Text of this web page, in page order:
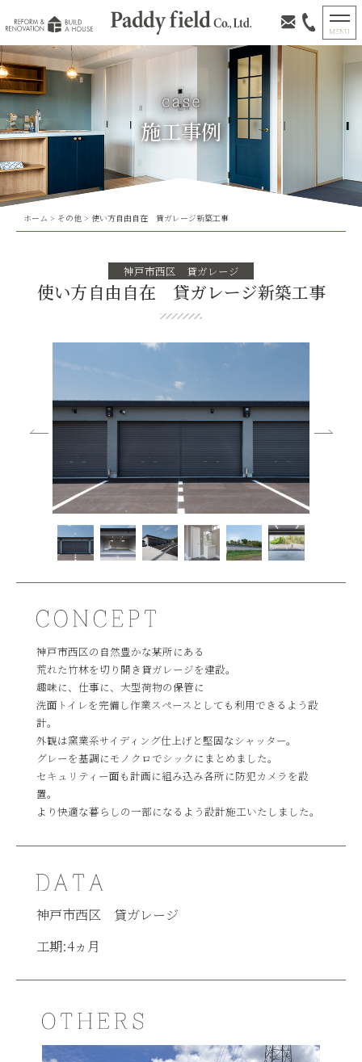
施工事例
ホーム > その他> 使い方自由自在 貸ガレージ新築工事
神戸市西区 貸ガレージ
使い方自由自在 貸ガレージ新築工事
神戸市西区の自然豊かな某所にある
荒れた竹林を切り開き貸ガレージを建設。
趣味に、仕事に、大型荷物の保管に
洗面トイレを完備し作業スペースとしても利用できるよう設
計。
外観は窯業系サイディング仕上げと堅固なシャッター。
グレーを基調にモノクロでシックにまとめました。
セキュリティー面も計画に組み込み各所に防犯カメラを設
置。
より快適な暮らしの一部になるよう設計施工いたしました。
神戸市西区 貸ガレージ
工期:4ヵ月